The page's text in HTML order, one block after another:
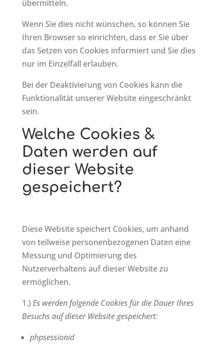
übermitteln.
Wenn Sie dies nicht wünschen, so können Sie
Ihren Browser so einrichten, dass er Sie über
das Setzen von Cookies informiert und Sie dies
nur im Einzelfall erlauben.
Bei der Deaktivierung von Cookies kann die
Funktionalität unserer Website eingeschränkt
sein.
Welche Cookies &
Daten werden auf
dieser Website
gespeichert?
Diese Website speichert Cookies, um anhand
von teilweise personenbezogenen Daten eine
Messung und Optimierung des
Nutzerverhaltens auf dieser Website zu
ermöglichen.
1.)Es werden folgende Cookies für die Dauer Ihres
Besuchs auf dieser Website gespeichert:
phpsessionid